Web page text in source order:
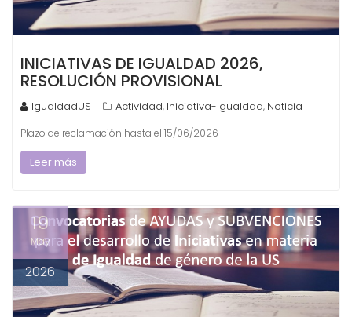
INICIATIVAS DE IGUALDAD 2026,
RESOLUCIÓN PROVISIONAL
IgualdadUS Actividad, Iniciativa-Igualdad, Noticia
Plazo de reclamación hasta el 15/06/2026
Leer más
19
May
2026